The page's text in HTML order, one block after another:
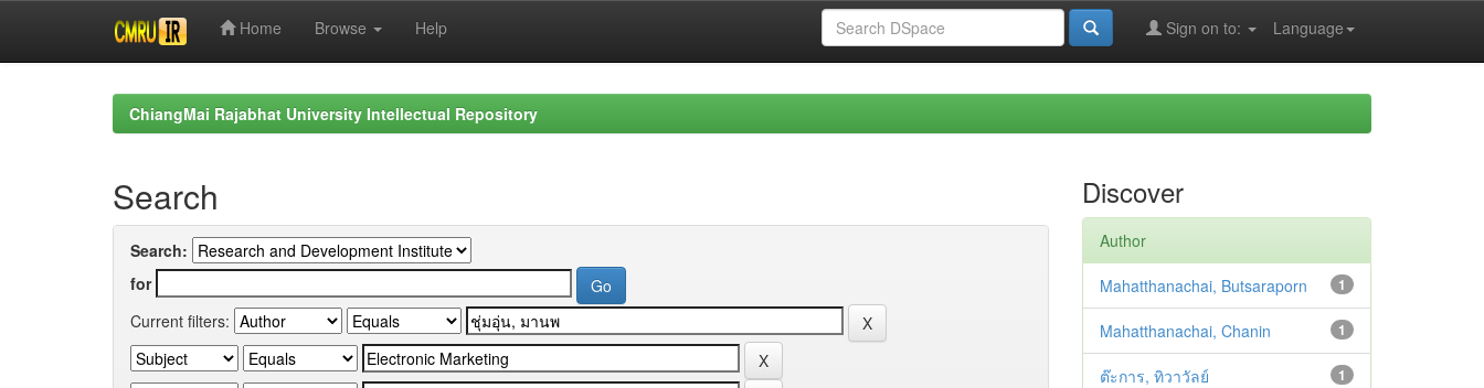
Home Browse Help Language
Sign on to:
ChiangMai Rajabhat University Intellectual Repository
Search
Search:
for
Current filters:
Discover
Author
1
Mahatthanachai, Butsaraporn
1
Mahatthanachai, Chanin
1
ต๊ะการ, ทิวาวัลย์